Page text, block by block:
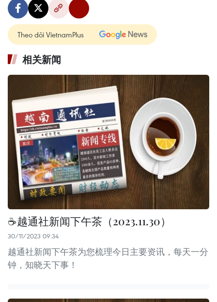
Theo dõi VietnamPlus
相关新闻
☕️越通社新闻下午茶（2023.11.30）
30/11/2023 09:34
越通社新闻下午茶为您梳理今日主要资讯，每天一分
钟，知晓天下事！